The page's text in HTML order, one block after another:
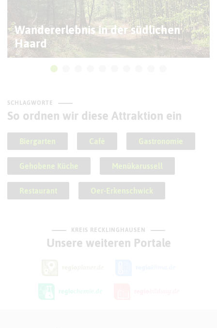
Wandererlebnis in der südlichen
Haard
SCHLAGWORTE
So ordnen wir diese Attraktion ein
Biergarten Café Gastronomie
Gehobene Küche Menükarussell
Restaurant Oer-Erkenschwick
KREIS RECKLINGHAUSEN
Unsere weiteren Portale